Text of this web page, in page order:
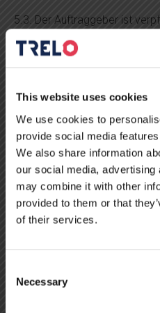
This website uses cookies
We use cookies to
provide social media
We also share information
our social media,
may combine it with other
provided to them or that
of their services.
Selection
Necessary
5.3. Der Auftraggeber ist
zusammenzuarbeiten. Der
mitzuteilen. Auf Verlangen
festgelegten Anforderungen
vorzulegen oder eine
Auftraggeber verpflichtet,
der entsprechenden Anfrage
5.4. Der Auftraggeber ist
die Technik zusammen mit (i)